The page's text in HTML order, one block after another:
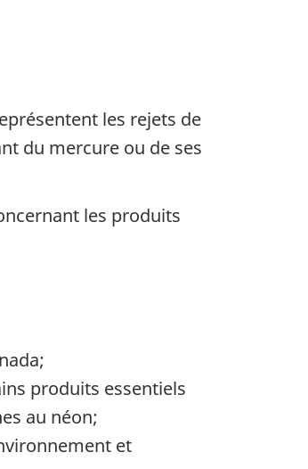
les rejets de
du mercure ou de ses
les produits
produits essentiels
au néon;
et